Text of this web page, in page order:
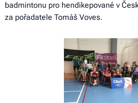
badmintonu pro hendikepované v
za pořadatele Tomáš Voves.